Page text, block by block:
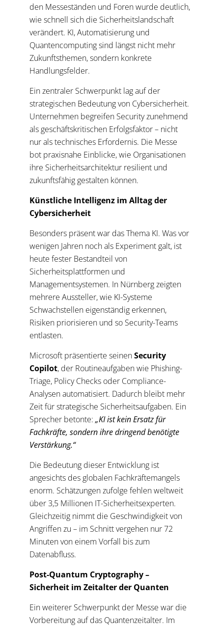
den Messeständen und Foren wurde deutlich,
wie schnell sich die Sicherheitslandschaft
verändert. KI, Automatisierung und
Quantencomputing sind längst nicht mehr
Zukunftsthemen, sondern konkrete
Handlungsfelder.
Ein zentraler Schwerpunkt lag auf der
strategischen Bedeutung von Cybersicherheit.
Unternehmen begreifen Security zunehmend
als geschäftskritischen Erfolgsfaktor – nicht
nur als technisches Erfordernis. Die Messe
bot praxisnahe Einblicke, wie Organisationen
ihre Sicherheitsarchitektur resilient und
zukunftsfähig gestalten können.
Künstliche Intelligenz im Alltag der
Cybersicherheit
Besonders präsent war das Thema KI. Was vor
wenigen Jahren noch als Experiment galt, ist
heute fester Bestandteil von
Sicherheitsplattformen und
Managementsystemen. In Nürnberg zeigten
mehrere Aussteller, wie KI-Systeme
Schwachstellen eigenständig erkennen,
Risiken priorisieren und so Security-Teams
entlasten.
Microsoft präsentierte seinenSecurity
Copilot, der Routineaufgaben wie Phishing-
Triage, Policy Checks oder Compliance-
Analysen automatisiert. Dadurch bleibt mehr
Zeit für strategische Sicherheitsaufgaben. Ein
Sprecher betonte: „KI ist kein Ersatz für
Fachkräfte, sondern ihre dringend benötigte
Verstärkung.“
Die Bedeutung dieser Entwicklung ist
angesichts des globalen Fachkräftemangels
enorm. Schätzungen zufolge fehlen weltweit
über 3,5 Millionen IT-Sicherheitsexperten.
Gleichzeitig nimmt die Geschwindigkeit von
Angriffen zu – im Schnitt vergehen nur 72
Minuten von einem Vorfall bis zum
Datenabfluss.
Post-Quantum Cryptography –
Sicherheit im Zeitalter der Quanten
Ein weiterer Schwerpunkt der Messe war die
Vorbereitung auf das Quantenzeitalter. Im